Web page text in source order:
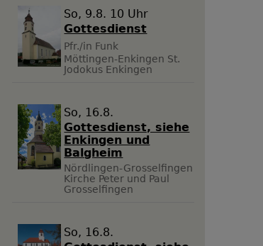
So, 9.8. 10 Uhr
Gottesdienst
Pfr./in Funk
Möttingen-Enkingen St.
Jodokus Enkingen
So, 16.8.
Gottesdienst, siehe
Enkingen und
Balgheim
Nördlingen-Grosselfingen
Kirche Peter und Paul
Grosselfingen
So, 16.8.